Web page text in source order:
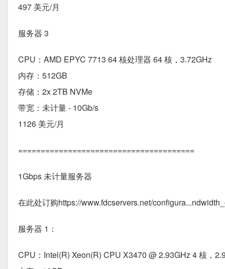
497 美元/月
服务器 3
CPU：AMD EPYC 7713 64 核处理器 64 核，3.72GHz
内存：512G​​B
存储：2x 2TB NVMe
带宽：未计量 - 10Gb/s
1126 美元/月
=======================================
1Gbps 未计量服务器
在此处订购https://www.fdcservers.net/
服务器 1：
CPU：Intel(R) Xeon(R) CPU X3470 @ 2.93GHz 4 核，